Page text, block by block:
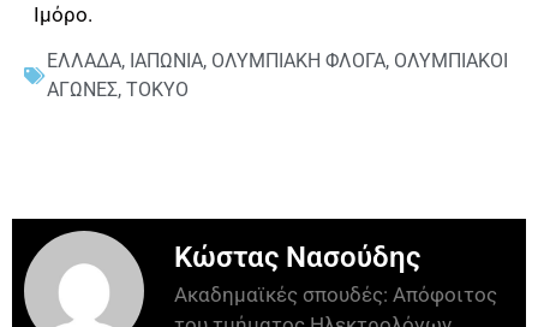
Ιμόρο.
ΕΛΛΑΔΑ, ΙΑΠΩΝΙΑ, ΟΛΥΜΠΙΑΚΗ ΦΛΟΓΑ, ΟΛΥΜΠΙΑΚΟΙ
ΑΓΩΝΕΣ, ΤΟΚΥΟ
Κώστας Νασούδης
Ακαδημαϊκές σπουδές: Απόφοιτος